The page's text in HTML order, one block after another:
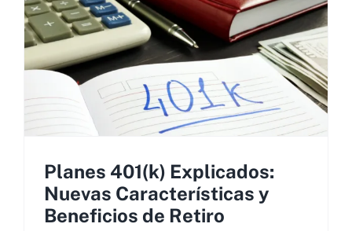
Planes 401(k) Explicados:
Nuevas Características y
Beneficios de Retiro